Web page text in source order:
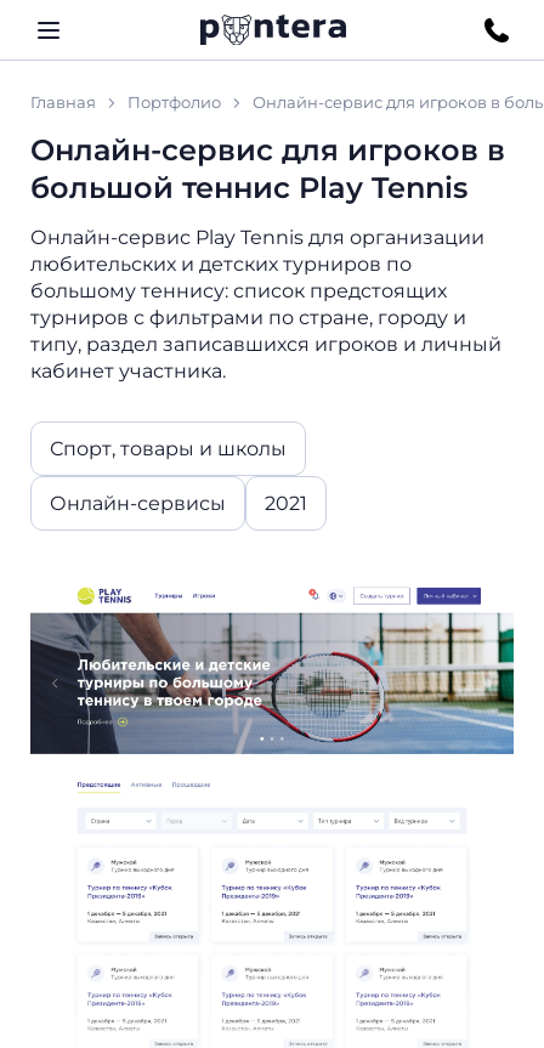
Главная Портфолио Онлайн-сервис для игроков в
Онлайн-сервис для игроков в
большой теннис Play Tennis
Онлайн-сервис Play Tennis для организации
любительских и детских турниров по
большому теннису: список предстоящих
турниров с фильтрами по стране, городу и
типу, раздел записавшихся игроков и личный
кабинет участника.
Спорт, товары и школы
Онлайн-сервисы 2021